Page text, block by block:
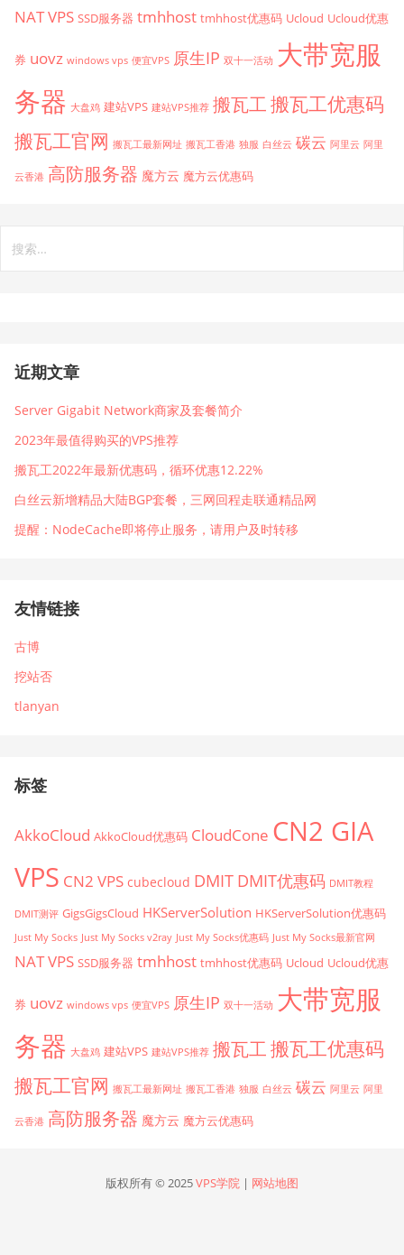
NAT VPS SSD服务器 tmhhost tmhhost优惠码 Ucloud Ucloud优惠
券 uovz windows vps 便宜VPS 原生IP 双十一活动 大带宽服
务器 大盘鸡 建站VPS 建站VPS推荐 搬瓦工 搬瓦工优惠码
搬瓦工官网 搬瓦工最新网址 搬瓦工香港 独服 白丝云 碳云 阿里云 阿里
云香港 高防服务器 魔方云 魔方云优惠码
索：
近期文章
Server Gigabit Network商家及套餐简介
2023年最值得购买的VPS推荐
搬瓦工2022年最新优惠码，循环优惠12.22%
白丝云新增精品大陆BGP套餐，三网回程走联通精品网
提醒：NodeCache即将停止服务，请用户及时转移
友情链接
古博
挖站否
tlanyan
标签
AkkoCloud AkkoCloud优惠码 CloudCone CN2 GIA
VPS CN2 VPS cubecloud DMIT DMIT优惠码 DMIT教程
DMIT测评 GigsGigsCloud HKServerSolution HKServerSolution优惠码
Just My Socks Just My Socks v2ray Just My Socks优惠码 Just My Socks最新官网
NAT VPS SSD服务器 tmhhost tmhhost优惠码 Ucloud Ucloud优惠
券 uovz windows vps 便宜VPS 原生IP 双十一活动 大带宽服
务器 大盘鸡 建站VPS 建站VPS推荐 搬瓦工 搬瓦工优惠码
搬瓦工官网 搬瓦工最新网址 搬瓦工香港 独服 白丝云 碳云 阿里云 阿里
云香港 高防服务器 魔方云 魔方云优惠码
版权所有 © 2025VPS学院| 网站地图